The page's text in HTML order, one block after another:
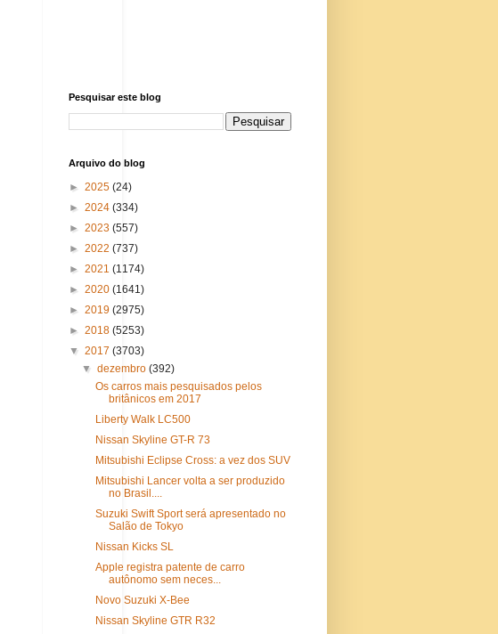
Pesquisar este blog
Arquivo do blog
► 2025 (24)
► 2024 (334)
► 2023 (557)
► 2022 (737)
► 2021 (1174)
► 2020 (1641)
► 2019 (2975)
► 2018 (5253)
▼ 2017 (3703)
▼dezembro(392)
Os carros mais pesquisados pelos
britânicos em 2017
Liberty Walk LC500
Nissan Skyline GT-R 73
Mitsubishi Eclipse Cross: a vez dos SUV
Mitsubishi Lancer volta a ser produzido
no Brasil....
Suzuki Swift Sport será apresentado no
Salão de Tokyo
Nissan Kicks SL
Apple registra patente de carro
autônomo sem neces...
Novo Suzuki X-Bee
Nissan Skyline GTR R32